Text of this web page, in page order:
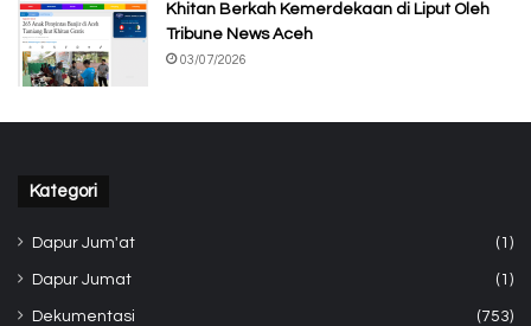
Khitan Berkah Kemerdekaan di Liput Oleh
Tribune News Aceh
03/07/2026
Kategori
Dapur Jum'at (1)
Dapur Jumat (1)
Dekumentasi (753)